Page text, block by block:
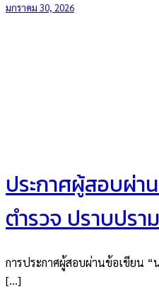
มกราคม 30, 2026
ประกาศผู้สอบผ่า
ตำรวจ ปราบปรา
การประกาศผู้สอบผ่านข้อเขียน
[…]